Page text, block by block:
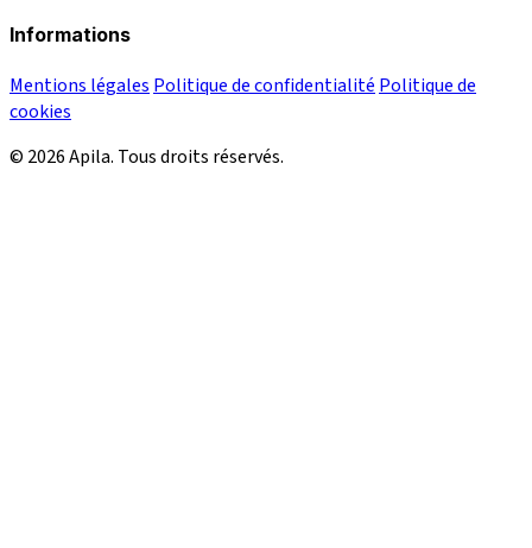
Informations
Mentions légales Politique de confidentialité Politique de
cookies
© 2026 Apila. Tous droits réservés.